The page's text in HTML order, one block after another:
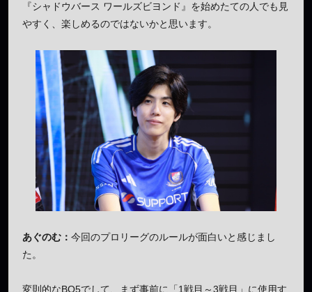
『シャドウバース ワールズビヨンド』を始めたての人でも見
やすく、楽しめるのではないかと思います。
あぐのむ： 今回のプロリーグのルールが面白いと感じまし
た。
変則的なBO5でして、まず事前に「1戦目～3戦目」に使用す